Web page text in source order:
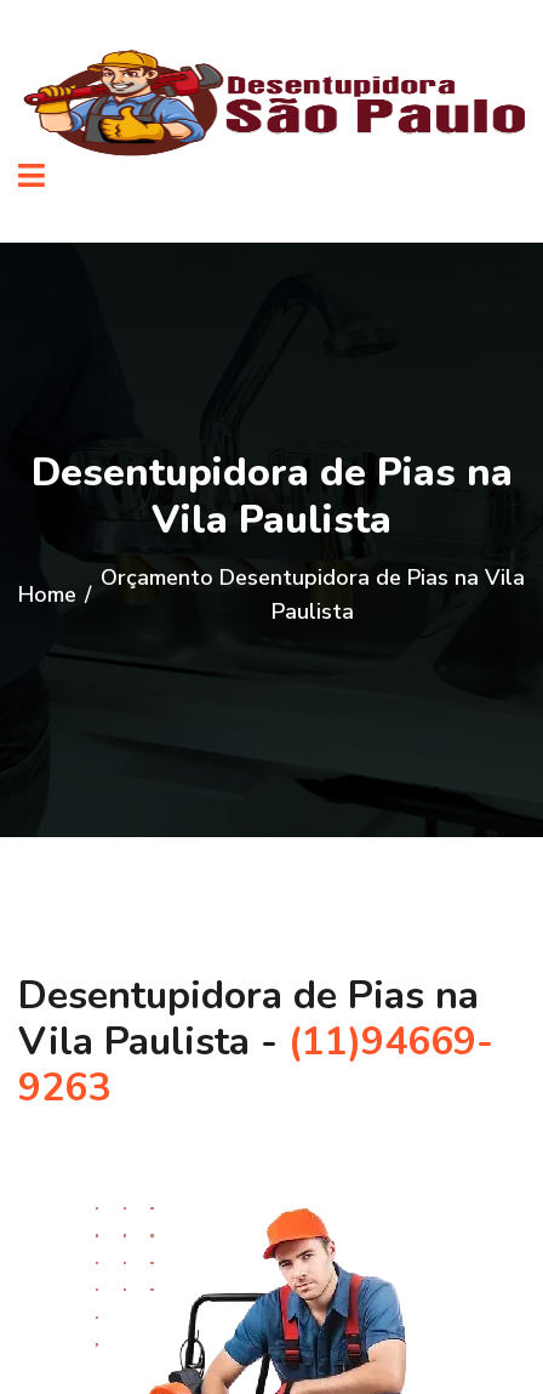
Desentupidora de Pias na
Vila Paulista
Home /
Orçamento Desentupidora de Pias na Vila
Paulista
Desentupidora de Pias na
Vila Paulista - (11)94669-
9263